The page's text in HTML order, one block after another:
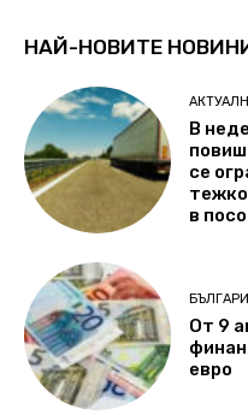
НАЙ-НОВИТЕ
В
се
в
От 9
евро